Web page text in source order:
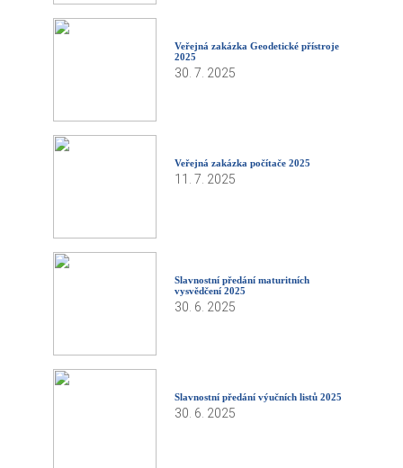
Veřejná zakázka Geodetické přístroje
2025
30. 7. 2025
Veřejná zakázka počítače 2025
11. 7. 2025
Slavnostní předání maturitních
vysvědčení 2025
30. 6. 2025
Slavnostní předání výučních listů 2025
30. 6. 2025